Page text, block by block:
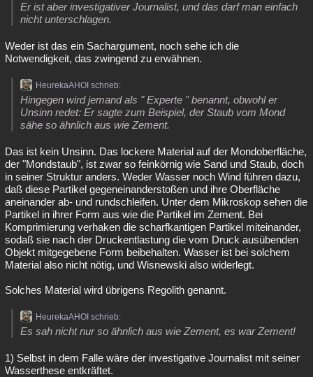
Er ist aber investigativer Journalist, und das darf man einfach
nicht unterschlagen.
Weder ist das ein Sachargument, noch sehe ich die
Notwendigkeit, das zwingend zu erwähnen.
HeurekaAHOI schrieb:
Hingegen wird jemand als " Experte " benannt, obwohl er
Unsinn redet: Er sagte zum Beispiel, der Staub vom Mond
sähe so ähnlich aus wie Zement.
Das ist kein Unsinn. Das lockere Material auf der Mondoberfläche,
der "Mondstaub", ist zwar so feinkörnig wie Sand und Staub, doch
in seiner Struktur anders. Weder Wasser noch Wind führen dazu,
daß diese Partikel gegeneinanderstoßen und ihre Oberfläche
aneinander ab- und rundschleifen. Unter dem Mikroskop sehen die
Partikel in ihrer Form aus wie die Partikel im Zement. Bei
Komprimierung verhaken die scharfkantigen Partikel miteinander,
sodaß sie nach der Druckentlastung die vom Druck ausübenden
Objekt mitgegebene Form beibehalten. Wasser ist bei solchem
Material also nicht nötig, und Wisnewski also widerlegt.
Solches Material wird übrigens Regolith genannt.
HeurekaAHOI schrieb:
Es sah nicht nur so ähnlich aus wie Zement, es war Zement!
1) Selbst in dem Falle wäre der investigative Journalist mit seiner
Wasserthese entkräftet.